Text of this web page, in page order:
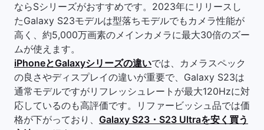
ならSシリーズがおすすめです。2023年にリリースし
たGalaxy S23モデルは型落ちモデルでもカメラ性能が
高く、約5,000万画素のメインカメラに最大30倍のズー
ムが使えます。
iPhoneとGalaxyシリーズの違いでは、カメラスペック
の良さやディスプレイの違いが重要で、Galaxy S23は
通常モデルですがリフレッシュレートが最大120Hzに対
応しているのも高評価です。リファービッシュ品では価
格が下がっており、 Galaxy S23・S23 Ultraを安く買う